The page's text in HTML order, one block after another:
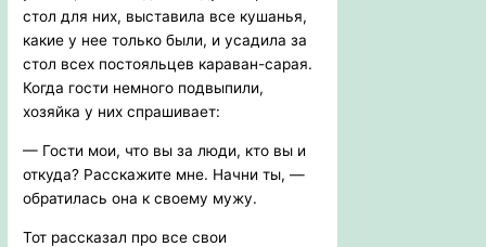
стол для них, выставила все кушанья,
какие у нее только были, и усадила за
стол всех постояльцев караван-сарая.
Когда гости немного подвыпили,
хозяйка у них спрашивает:
— Гости мои, что вы за люди, кто вы и
откуда? Расскажите мне. Начни ты, —
обратилась она к своему мужу.
Тот рассказал про все свои